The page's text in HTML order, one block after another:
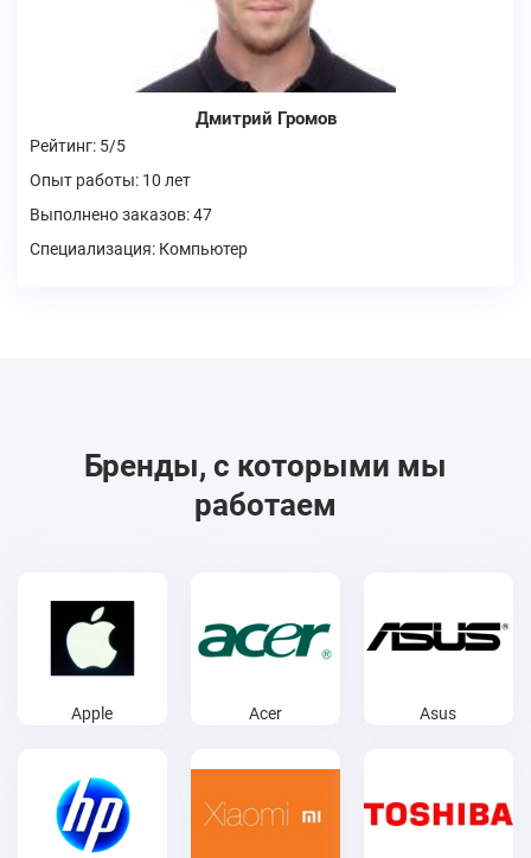
Дмитрий Громов
Рейтинг: 5/5
Опыт работы: 10 лет
Выполнено заказов: 47
Специализация: Компьютер
Бренды, с которыми мы
работаем
Apple Acer Asus